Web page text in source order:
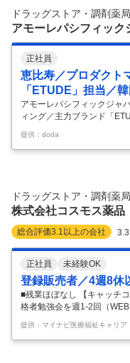
ドラッグストア・調剤薬
アモーレパシフィック
正社員
恵比寿／プロダクト
「ETUDE」担当／
アモーレパシフィックジャ
ィング／主力ブランド「
可 【仕事内容】 【恵比寿
「ETUDE」担当／韓国大手
容】 【コスメ系トレンドに
品メーカー／年休126日／
の日本市場におけるプロダ
く担当していただきます。
提供：doda
ドラッグストア・調剤薬
株式会社コスモス薬品
総合評価3.1 以上の会社 3.3
正社員 未経験OK
登録販売者／4週8休
■残業ほぼなし 【キャッチ
格者勉強会を週1-2回（
店 【お仕事内容】店舗マ
情報提供 ※登録販売者《1
セリング業務を実施 【具体
店舗運営全般 なお医薬品
提供：マイナビ医療福祉キャリア